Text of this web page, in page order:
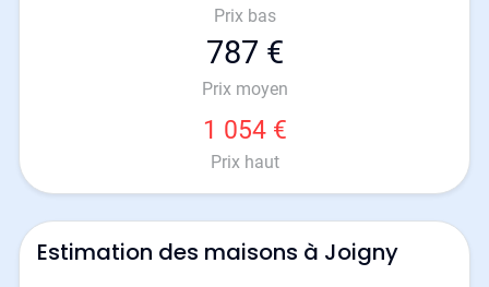
Prix bas
787 €
Prix moyen
1 054 €
Prix haut
Estimation des maisons à Joigny